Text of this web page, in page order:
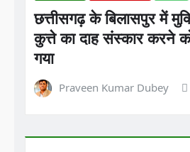
छत्तीसगढ़ के बिलासपुर में
कुत्ते का दाह संस्कार करने
गया
Praveen Kumar Dubey